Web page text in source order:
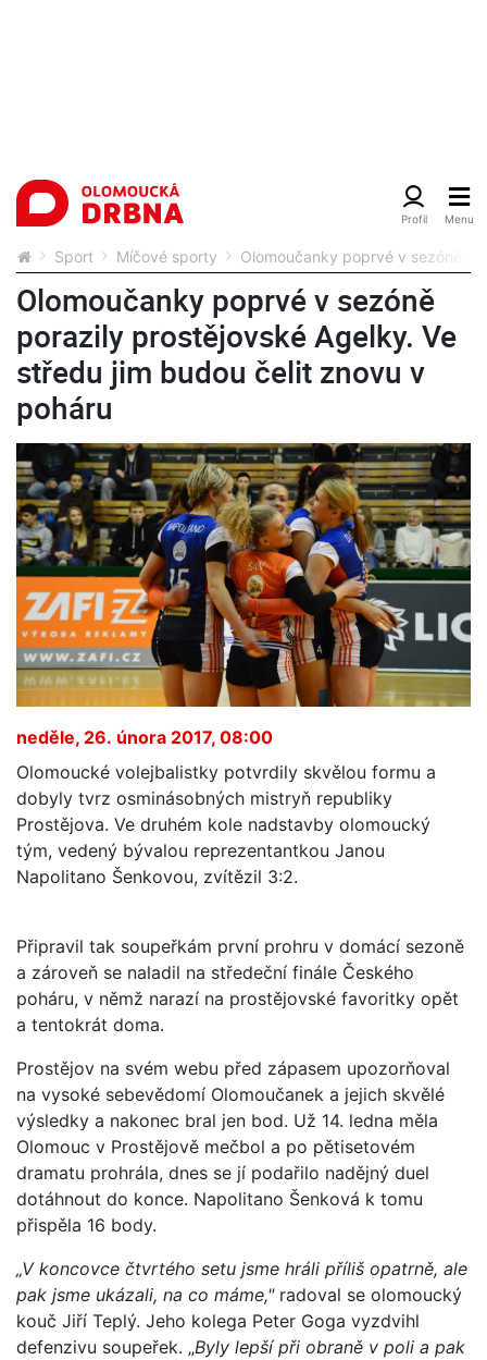
Sport Míčové sporty Olomoučanky poprvé v sezóně
Olomoučanky poprvé v sezóně
porazily prostějovské Agelky. Ve
středu jim budou čelit znovu v
poháru
neděle, 26. února 2017, 08:00
Olomoucké volejbalistky potvrdily skvělou formu a
dobyly tvrz osminásobných mistryň republiky
Prostějova. Ve druhém kole nadstavby olomoucký
tým, vedený bývalou reprezentantkou Janou
Napolitano Šenkovou, zvítězil 3:2.
Připravil tak soupeřkám první prohru v domácí sezoně
a zároveň se naladil na středeční finále Českého
poháru, v němž narazí na prostějovské favoritky opět
a tentokrát doma.
Prostějov na svém webu před zápasem upozorňoval
na vysoké sebevědomí Olomoučanek a jejich skvělé
výsledky a nakonec bral jen bod. Už 14. ledna měla
Olomouc v Prostějově mečbol a po pětisetovém
dramatu prohrála, dnes se jí podařilo nadějný duel
dotáhnout do konce. Napolitano Šenková k tomu
přispěla 16 body.
„V koncovce čtvrtého setu jsme hráli příliš opatrně, ale
pak jsme ukázali, na co máme," radoval se olomoucký
kouč Jiří Teplý. Jeho kolega Peter Goga vyzdvihl
defenzivu soupeřek. „Byly lepší při obraně v poli a pak